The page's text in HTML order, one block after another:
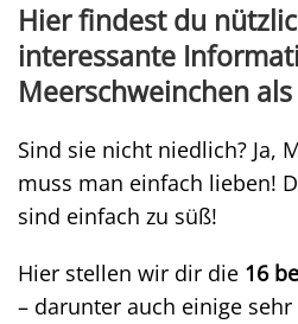
Hier findest du
interessante
Meerschweinchen
Sind sie nicht niedlich? Ja,
muss man einfach lieben!
sind einfach zu süß!
Hier stellen wir dir die 16
– darunter auch einige